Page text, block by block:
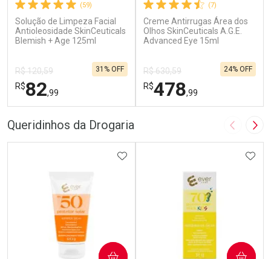
(59)
Solução de Limpeza Facial
Antioleosidade SkinCeuticals
Blemish + Age 125ml
R$ 120,59
R$82,99
31% OFF
(7)
Creme Antirrugas Área dos
Olhos SkinCeuticals A.G.E.
Advanced Eye 15ml
R$ 630,59
R$478,99
24% OFF
Queridinhos da Drogaria Imagem
ADICIONAR AOS FAVORITOS
COMPRAR COMPRAR